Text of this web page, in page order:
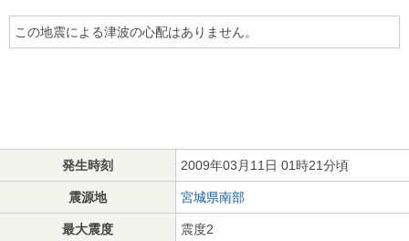
この地震による津波の心配はありません。
発生時刻 2009年03月11日 01時21分頃
震源地 宮城県南部
最大震度 震度2